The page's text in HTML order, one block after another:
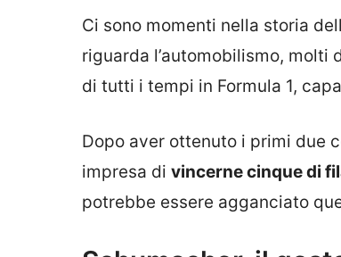
Ci sono momenti nella storia
riguarda l’automobilismo, molti
di tutti i tempi in Formula 1,
Dopo aver ottenuto i primi due
impresa di vincerne cinque di
potrebbe essere agganciato